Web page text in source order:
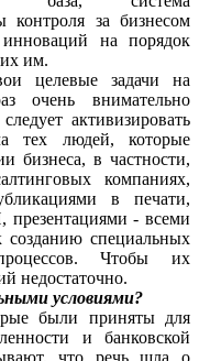
контроля за бизнесом
на порядок
им.
целевые задачи на
очень внимательно
активизировать
тех людей, которые
бизнеса, в частности,
компаниях,
в печати,
- всеми
созданию специальных
Чтобы их
недостаточно.
условиями?
были приняты для
и банковской
что речь шла о